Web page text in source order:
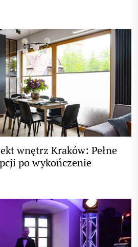
wnętrz Kraków: Pełne
po wykończenie